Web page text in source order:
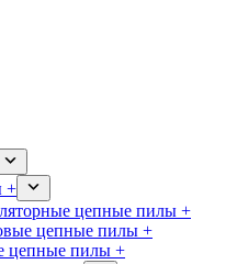
+
цепные пилы +
цепные пилы +
цепные пилы +